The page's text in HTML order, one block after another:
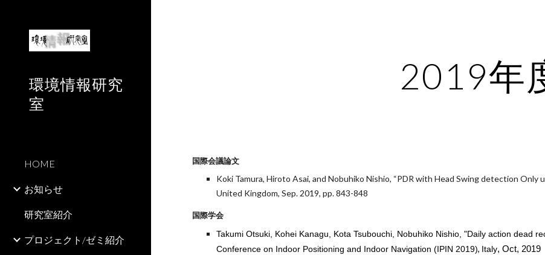
環境情報研究
室
HOME
お知らせ
研究室紹介
プロジェクト/ゼミ紹介
2019年
国際会議論文
Koki Tamura, Hiroto Asai, and Nobuhiko Nishio, “PDR with Head Swing detection Only
United Kingdom, Sep. 2019, pp. 843-848
国際学会
Takumi Otsuki, Kohei Kanagu, Kota Tsubouchi, Nobuhiko Nishio, "Daily action dead
Conference on Indoor Positioning and Indoor Navigation (IPIN 2019), Italy, Oct, 2019